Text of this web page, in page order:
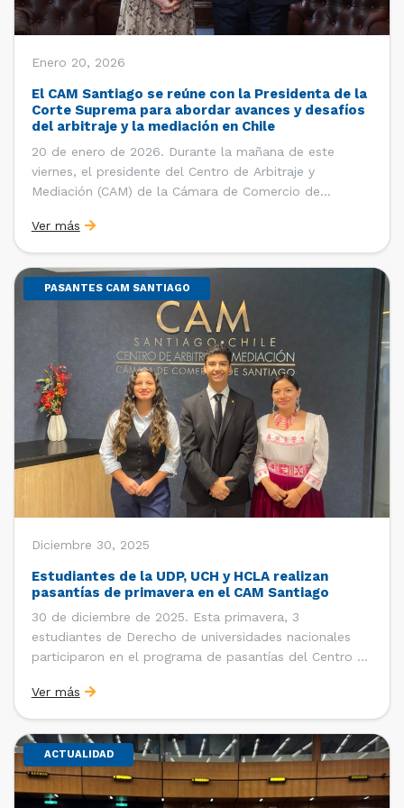
Enero 20, 2026
El CAM Santiago se reúne con la Presidenta de la
Corte Suprema para abordar avances y desafíos
del arbitraje y la mediación en Chile
20 de enero de 2026. Durante la mañana de este
viernes, el presidente del Centro de Arbitraje y
Mediación (CAM) de la Cámara de Comercio de
del CAM Santiago, Ximena Vial; y el gerente general de
la CCS, Carlos Soublette, sostuvieron un encuentro […]
Ver más
PASANTES CAM SANTIAGO
Diciembre 30, 2025
Estudiantes de la UDP, UCH y HCLA realizan
pasantías de primavera en el CAM Santiago
30 de diciembre de 2025. Esta primavera, 3
estudiantes de Derecho de universidades nacionales
participaron en el programa de pasantías del Centro de
de Santiago (CCS). Entre el 3 de noviembre y el 30 de
diciembre realizaron su pasantía Ingrid Ivania […]
Ver más
ACTUALIDAD